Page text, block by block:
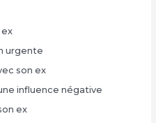
urgente
son ex
influence négative
ex